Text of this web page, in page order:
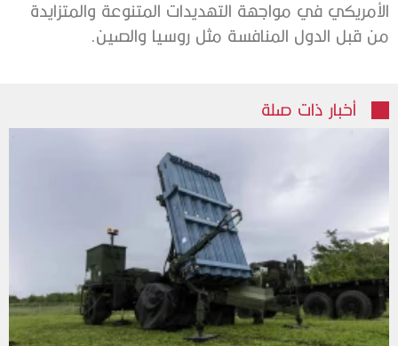
الأمريكي في مواجهة التهديدات المتنوعة والمتزايدة
من قبل الدول المنافسة مثل روسيا والصين.
أخبار ذات صلة